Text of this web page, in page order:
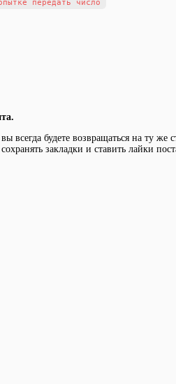
всегда будете возвращаться на ту
закладки и ставить лайки